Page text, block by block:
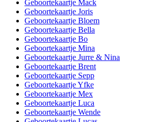
Geboortekaartje Mack
Geboortekaartje Joris
Geboortekaartje Bloem
Geboortekaartje Bella
Geboortekaartje Bo
Geboortekaartje Mina
Geboortekaartje Jurre & Nina
Geboortekaartje Brent
Geboortekaartje Sepp
Geboortekaartje Yfke
Geboortekaartje Mex
Geboortekaartje Luca
Geboortekaartje Wende